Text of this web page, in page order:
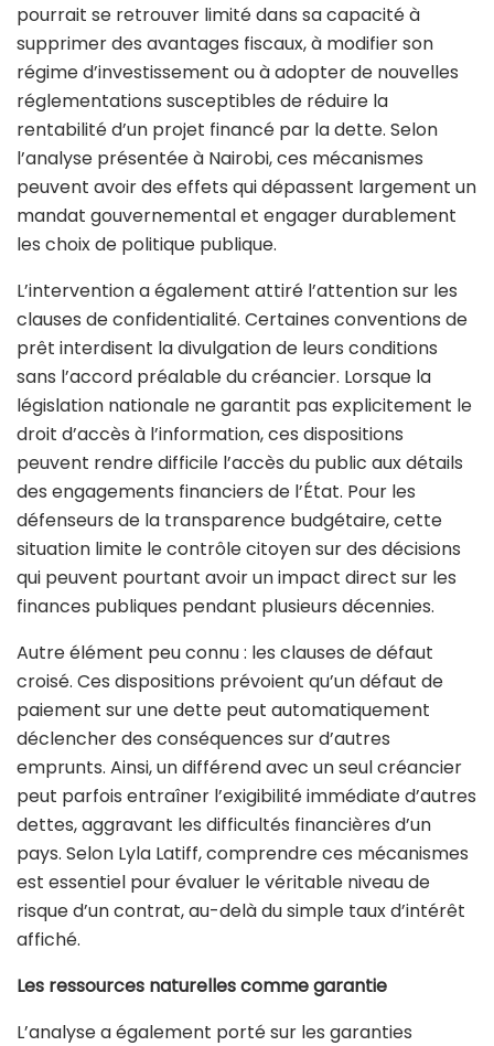
pourrait se retrouver limité dans sa capacité à
supprimer des avantages fiscaux, à modifier son
régime d’investissement ou à adopter de nouvelles
réglementations susceptibles de réduire la
rentabilité d’un projet financé par la dette. Selon
l’analyse présentée à Nairobi, ces mécanismes
peuvent avoir des effets qui dépassent largement un
mandat gouvernemental et engager durablement
les choix de politique publique.
L’intervention a également attiré l’attention sur les
clauses de confidentialité. Certaines conventions de
prêt interdisent la divulgation de leurs conditions
sans l’accord préalable du créancier. Lorsque la
législation nationale ne garantit pas explicitement le
droit d’accès à l’information, ces dispositions
peuvent rendre difficile l’accès du public aux détails
des engagements financiers de l’État. Pour les
défenseurs de la transparence budgétaire, cette
situation limite le contrôle citoyen sur des décisions
qui peuvent pourtant avoir un impact direct sur les
finances publiques pendant plusieurs décennies.
Autre élément peu connu : les clauses de défaut
croisé. Ces dispositions prévoient qu’un défaut de
paiement sur une dette peut automatiquement
déclencher des conséquences sur d’autres
emprunts. Ainsi, un différend avec un seul créancier
peut parfois entraîner l’exigibilité immédiate d’autres
dettes, aggravant les difficultés financières d’un
pays. Selon Lyla Latiff, comprendre ces mécanismes
est essentiel pour évaluer le véritable niveau de
risque d’un contrat, au-delà du simple taux d’intérêt
affiché.
Les ressources naturelles comme garantie
L’analyse a également porté sur les garanties